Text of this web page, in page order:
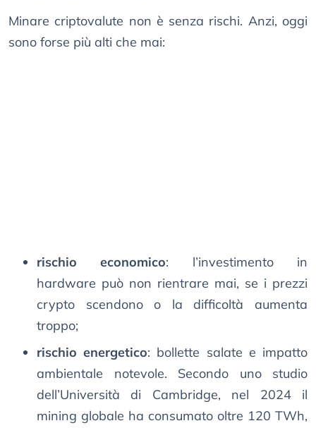
Minare criptovalute non è senza rischi. Anzi, oggi
sono forse più alti che mai:
rischio economico: l’investimento in
hardware può non rientrare mai, se i prezzi
crypto scendono o la difficoltà aumenta
troppo;
rischio energetico: bollette salate e impatto
ambientale notevole. Secondo uno studio
dell’Università di Cambridge, nel 2024 il
mining globale ha consumato oltre 120 TWh,